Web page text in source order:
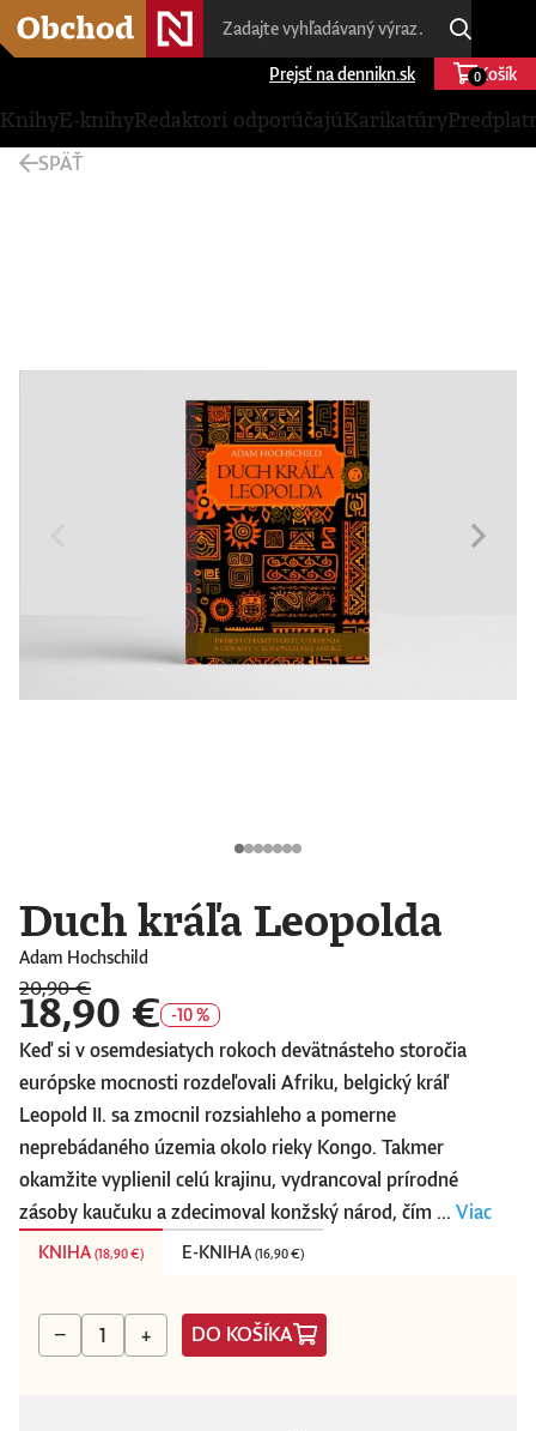
Prejsť na dennikn.sk Košík
0
KnihyE-knihyRedaktori odporúčajúKarikatúry
SPÄŤ
Duch kráľa Leopolda
Adam Hochschild
20,90 €
18,90 € -10 %
Keď si v osemdesiatych rokoch devätnásteho storočia
európske mocnosti rozdeľovali Afriku, belgický kráľ
Leopold II. sa zmocnil rozsiahleho a pomerne
neprebádaného územia okolo rieky Kongo. Takmer
okamžite vyplienil celú krajinu, vydrancoval prírodné
zásoby kaučuku a zdecimoval konžský národ, čím ... Viac
KNIHA (18,90 €) E-KNIHA (16,90 €)
− + DO KOŠÍKA